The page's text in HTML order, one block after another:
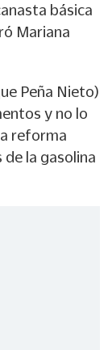
básica
Mariana
Peña Nieto)
y no lo
reforma
la gasolina